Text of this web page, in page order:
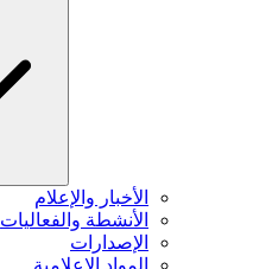
الأخبار والإعلام
الأنشطة والفعاليات
الإصدارات